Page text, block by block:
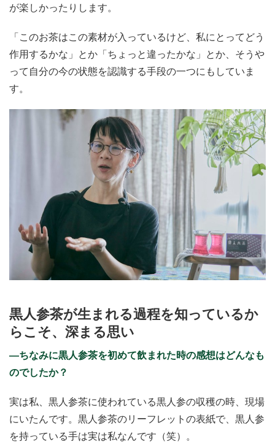
が楽しかったりします。
「このお茶はこの素材が入っているけど、私にとってどう
作用するかな」とか「ちょっと違ったかな」とか、そうや
って自分の今の状態を認識する手段の一つにもしていま
す。
黒人参茶が生まれる過程を知っているか
らこそ、深まる思い
―ちなみに黒人参茶を初めて飲まれた時の感想はどんなも
のでしたか？
実は私、黒人参茶に使われている黒人参の収穫の時、現場
にいたんです。黒人参茶のリーフレットの表紙で、黒人参
を持っている手は実は私なんです（笑）。